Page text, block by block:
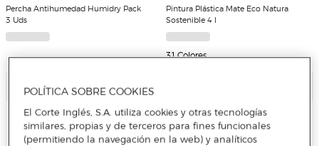
Percha Antihumedad Humidry Pack
3 Uds
Añadir
Pintura Plástica Mate Eco Natura
Sostenible 4 l
31 Colores
POLÍTICA SOBRE COOKIES
El Corte Inglés, S.A. utiliza cookies y otras tecnologías
similares, propias y de terceros para fines funcionales
(permitiendo la navegación en la web) y analíticos